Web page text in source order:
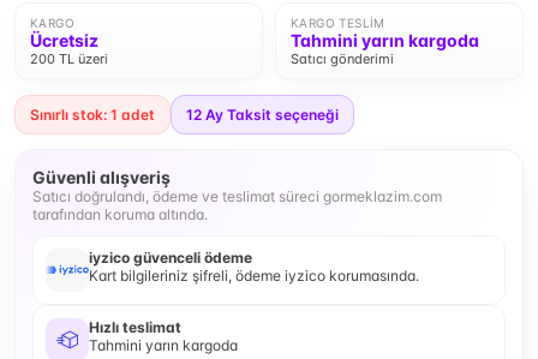
KARGO
Ücretsiz
200 TL üzeri
KARGO TESLIM
Tahmini yarın kargoda
Satıcı gönderimi
Sınırlı stok: 1 adet 12 Ay Taksit seçeneği
Güvenli alışveriş
Satıcı doğrulandı, ödeme ve teslimat süreci gormeklazim.com
tarafından koruma altında.
iyzico güvenceli ödeme
Kart bilgileriniz şifreli, ödeme iyzico korumasında.
Hızlı teslimat
Tahmini yarın kargoda